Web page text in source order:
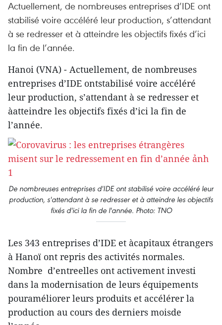
Actuellement, de nombreuses entreprises d’IDE ont
stabilisé voire accéléré leur production, s’attendant
à se redresser et à atteindre les objectifs fixés d’ici
la fin de l’année.
Hanoi (VNA) - Actuellement, de nombreuses
entreprises d’IDE ontstabilisé voire accéléré
leur production, s’attendant à se redresser et
àatteindre les objectifs fixés d’ici la fin de
l’année.
De nombreuses entreprises d'IDE ont stabilisé voire accéléré leur
production, s'attendant à se redresser et à atteindre les objectifs
fixés d'ici la fin de l'année. Photo: TNO
Les 343 entreprises d’IDE et àcapitaux étrangers
à Hanoï ont repris des activités normales.
Nombre d’entreelles ont activement investi
dans la modernisation de leurs équipements
pouraméliorer leurs produits et accélérer la
production au cours des derniers moisde